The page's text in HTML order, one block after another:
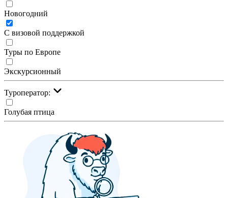
Новогодний
С визовой поддержкой
Туры по Европе
Экскурсионный
Туроператор:
Голубая птица